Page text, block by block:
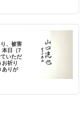
、被害
本日（7
いただ
お祈り
ありが